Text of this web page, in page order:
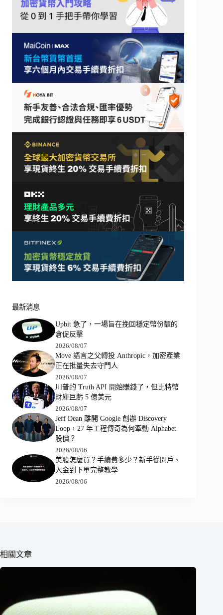
最新消息
Upbit 急了，一場旨在挽回穩定幣份額的
倉促反擊
2026/08/07
Move 語言之父轉投 Anthropic，加密產業
正在批量失去守門人
2026/08/07
川普的 Truth API 開始賺錢了，但比特幣
財庫巨虧 5 億美元
2026/08/07
Jeff Dean 離開 Google 創辦 Discovery
Loop，27 年工程傳奇為何牽動 Alphabet
股價？
2026/08/06
美股怎麼買？手續費多少？新手從開戶、
入金到下單完整教學
2026/08/06
相關文章